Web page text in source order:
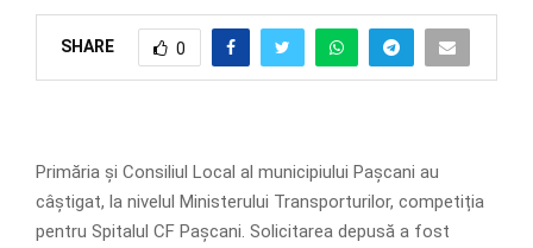
SHARE 0
Primăria și Consiliul Local al municipiului Pașcani au
câștigat, la nivelul Ministerului Transporturilor, competiția
pentru Spitalul CF Pașcani. Solicitarea depusă a fost